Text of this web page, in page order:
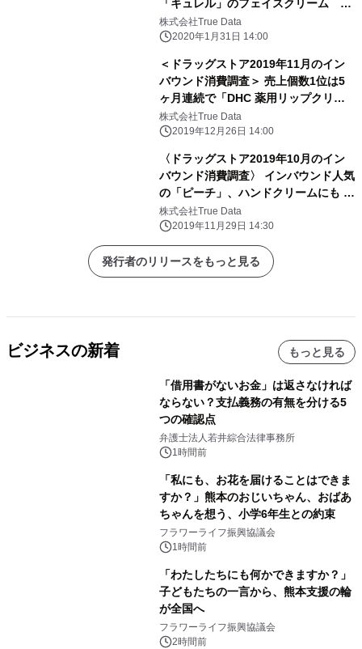
「キュレル」のフェイスクリーム
2019年1月～12月のインバウンド消費
金額は前年比17.2％の減少
株式会社True Data
2020年1月31日 14:00
＜ドラッグストア2019年11月のイン
バウンド消費調査＞ 売上個数1位は5
ヶ月連続で「DHC 薬用リップクリー
ム」 ～1店舗あたりのインバウンド
消費購買金額は、 前年同月比16％減
株式会社True Data
2019年12月26日 14:00
〈ドラッグストア2019年10月のイン
バウンド消費調査〉 インバウンド人気
の「ピーチ」、ハンドクリームにも ～
インバウンド消費購買金額は、前年同
月比で約2割の減少～
株式会社True Data
2019年11月29日 14:30
発行者のリリースをもっと見る
ビジネスの新着 もっと見る
「借用書がないお金」は返さなければ
ならない？支払義務の有無を分ける5
つの確認点
弁護士法人若井綜合法律事務所
1時間前
「私にも、お花を届けることはできま
すか？」熊本のおじいちゃん、おばあ
ちゃんを想う、小学6年生との約束
フラワーライフ振興協議会
1時間前
「わたしたちにも何かできますか？」
子どもたちの一言から、熊本支援の輪
が全国へ
フラワーライフ振興協議会
2時間前